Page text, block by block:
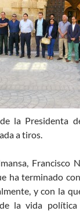
la Presidenta
a tiros.
Francisco
ha terminado
y con la
la vida